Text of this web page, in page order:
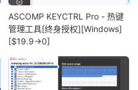
ASCOMP KEYCTRL Pro - 热键
管理工具[终身授权][Windows]
[$19.9→0]